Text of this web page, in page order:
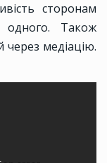
сторонам
одного. Також
через медіацію.